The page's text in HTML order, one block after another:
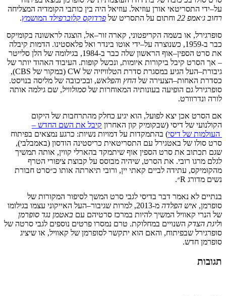
על–ידי התסריטאי אורן עוזיאל. עוזיאל היה בין כותבי הקומדיה המצליחה
רחוב ג׳אמפ וחתום על התסריט של פרדוקס קלוברפילד המושמץ.
סופרגירל, או בשמה הקריפטוני, קארה זור–אל, הוצגה לראשונה בקומיקס
כבר ב-1959, כשנוצרה על–ידי אוטו בינדר ואל פלאסטינו. הדמות קיבלה
את סרט הספין–אוף הראשון שלה כבר ב-1984, בגילומה של הלן סלייטר
– אך הסרט קיבל ביקורות איומות, ונכשל קופות. העיבוד האהוד יותר של
גיבורת–העל הגיע במסגרת סדרת הטלוויזיה של במקור של
כסדרת האחות–הצעירה של החץ והפלאש, ובכיכובה של מליסה בנויסט.
סופרגירל גם הופיעה בעונותיה המאוחרות של סמולוויל, שם גילמה אותה
לורה ונדרוורט.
אם הסרט אכן יצא לפועל, הוא יגיע כחלק מהתרחבות של היקום
הקולנועי של דיסי (שבקומיק קון האחרון קיבל את השם החדש –
העולמות של דיסי) בהתמקדות על דמויות נשיות: כרגע נמצאים בפיתוח
סרט סולו של באטגירל עם התסריטאית כריסטינה הודסון (באמבלבי),
שגם תכתוב את סרט הספין אוף שיתמקד בהארלי קווין, אותה תמשיך
לגלם מרגו רובי. את הסרט, שיהיה מבוסס על קבוצת ציפורי הטרף
מהקומיקס, עתידה לביים קאתי יין, ורובי תיארתה אותו כ״סרט חבורת
נשים מדורג ״.
בנתיים לא נאמר דבר בדיסי לגבי סרט המשך לסיפור המקורות של
סופרמן, איש הפלדה מ-2013, למרות שגיבור–העל האייקוני עצמו בגילומו
של הנרי קאוויל המשיך להיות במרכז סרטיהם עם באטמן נגד סופרמן
וליגת הצדק השנויים במחלוקת. טרם נמסרו פרטים נוספים לגבי סרטה של
סופרגירל שבפיתוח, והאם הוא יתקשר לסופרמן של קאוויל, או שיציג
סופרמן חדש.
תגובות